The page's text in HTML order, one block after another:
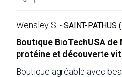
Wensley S. - SAINT-PATHUS
Boutique BioTechUSA de
protéine et découverte
Boutique agréable avec